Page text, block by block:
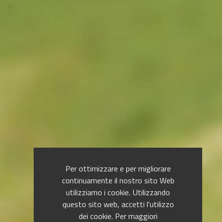
Per ottimizzare e per migliorare
continuamente il nostro sito Web
utilizziamo i cookie. Utilizzando
questo sito web, accetti l'utilizzo
dei cookie. Per maggiori